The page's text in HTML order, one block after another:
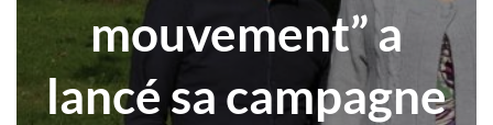
mouvement” a
lancé sa campagne